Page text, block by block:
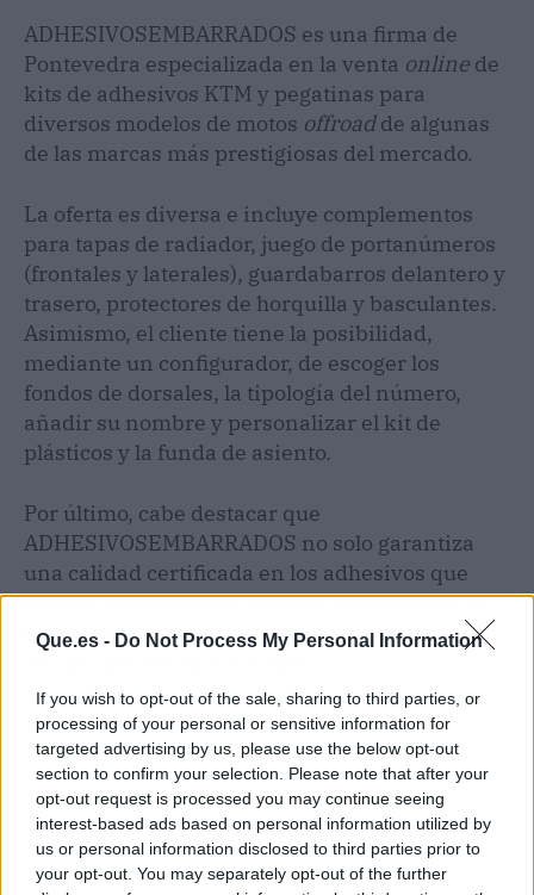
Que.es - Do Not Process My Personal Information
If you wish to opt-out of the sale, sharing to third parties, or
processing of your personal or sensitive information for
targeted advertising by us, please use the below opt-out
section to confirm your selection. Please note that after your
opt-out request is processed you may continue seeing
interest-based ads based on personal information utilized by
us or personal information disclosed to third parties prior to
your opt-out. You may separately opt-out of the further
ADHESIVOSEMBARRADOS es una firma de
Pontevedra especializada en la venta online de
kits de adhesivos KTM y pegatinas para
diversos modelos de motos offroadde algunas
de las marcas más prestigiosas del mercado.
La oferta es diversa e incluye complementos
para tapas de radiador, juego de portanúmeros
(frontales y laterales), guardabarros delantero y
trasero, protectores de horquilla y basculantes.
Asimismo, el cliente tiene la posibilidad,
mediante un configurador, de escoger los
fondos de dorsales, la tipología del número,
añadir su nombre y personalizar el kit de
plásticos y la funda de asiento.
Por último, cabe destacar que
ADHESIVOSEMBARRADOS no solo garantiza
una calidad certificada en los adhesivos que
fabrica, sino también una alta velocidad en la
entrega de los pedidos, llegando estos al hogar